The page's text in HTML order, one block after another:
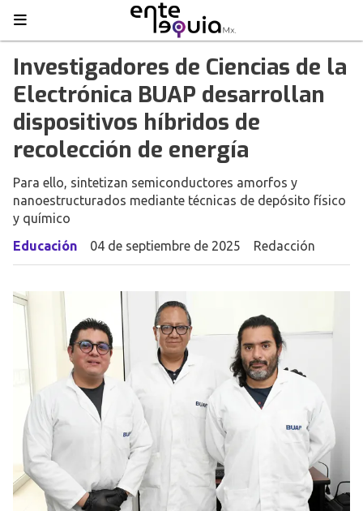
Investigadores de Ciencias de la
Electrónica BUAP desarrollan
dispositivos híbridos de
recolección de energía
Para ello, sintetizan semiconductores amorfos y
nanoestructurados mediante técnicas de depósito físico
y químico
Educación
04 de septiembre de 2025 Redacción